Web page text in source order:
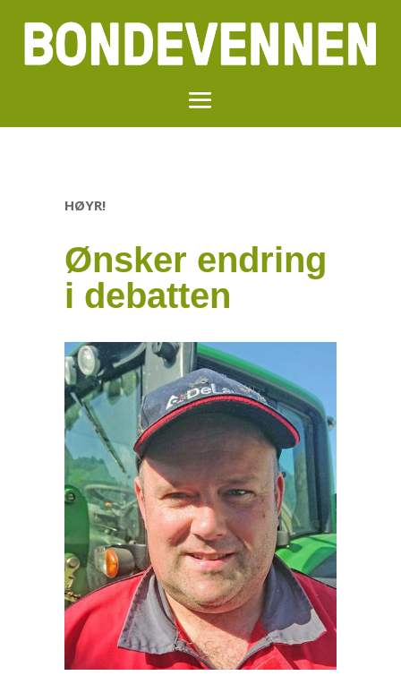
HØYR!
Ønsker endring
i debatten